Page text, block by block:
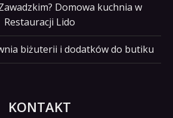
Domowa kuchnia w
Restauracji Lido
biżuterii i dodatków do butiku
KONTAKT